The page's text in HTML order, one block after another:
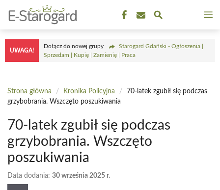
treści
UWAGA!
Dołącz do nowej grupy
Starogard Gdański - Ogłoszenia |
Sprzedam | Kupię | Zamienię | Praca
Strona główna / Kronika Policyjna /
70-latek zgubił się podczas
grzybobrania. Wszczęto poszukiwania
70-latek zgubił się podczas
grzybobrania. Wszczęto
poszukiwania
Data dodania: 30 września 2025 r.